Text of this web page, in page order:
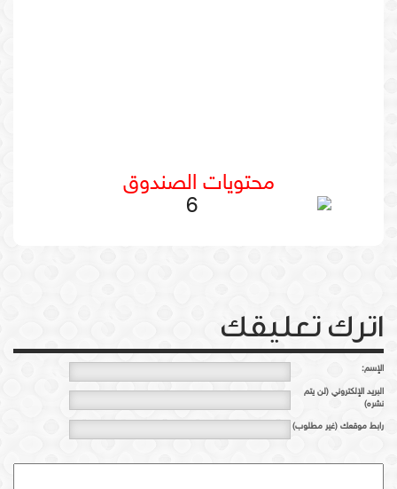
محتويات الصندوق
اترك تعليقك
الإسم:
البريد الإلكتروني (لن يتم
نشره)
رابط موقعك (غير مطلوب)